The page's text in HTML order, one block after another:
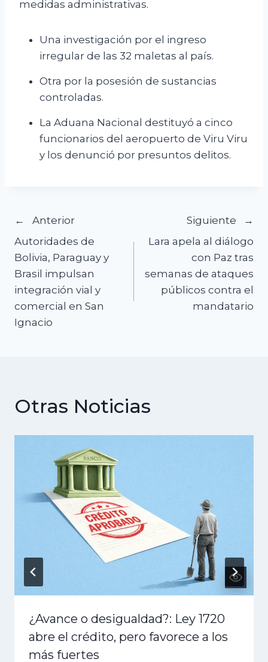
medidas administrativas.
Una investigación por el ingreso
irregular de las 32 maletas al país.
Otra por la posesión de sustancias
controladas.
La Aduana Nacional destituyó a cinco
funcionarios del aeropuerto de Viru Viru
y los denunció por presuntos delitos.
Navegación
de
entradas
Anterior
Autoridades de
Bolivia, Paraguay y
Brasil impulsan
integración vial y
comercial en San
Ignacio
Siguiente
Lara apela al diálogo
con Paz tras
semanas de ataques
públicos contra el
mandatario
Otras Noticias
¿Avance o desigualdad?: Ley 1720
abre el crédito, pero favorece a los
más fuertes